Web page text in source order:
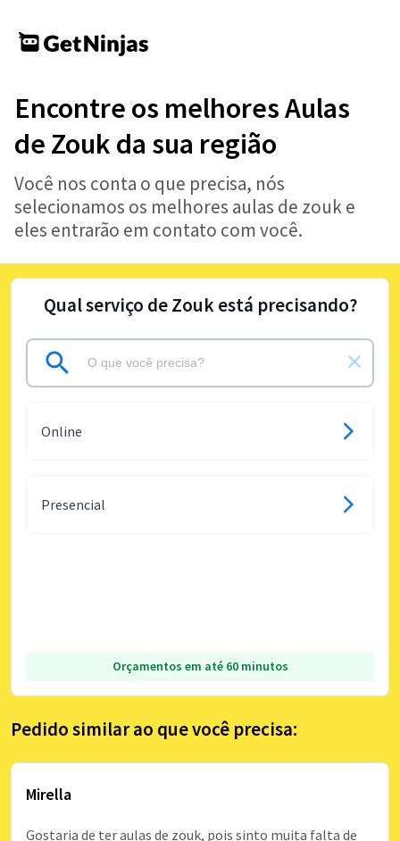
Encontre os melhores Aulas
de Zouk da sua região
Você nos conta o que precisa, nós
selecionamos os melhores aulas de zouk e
eles entrarão em contato com você.
Qual serviço de Zouk está precisando?
Online
Presencial
Orçamentos em até 60 minutos
Pedido similar ao que você precisa:
Mirella
Gostaria de ter aulas de zouk, pois sinto muita falta de